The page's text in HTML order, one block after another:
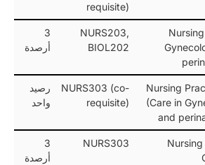
requisite)
NURS203,
BIOL202
3
أرصدة
Nursing
(Care in
and
NURS303 (co-
requisite)
رصيد
واحد
NURS303
3
أرصدة